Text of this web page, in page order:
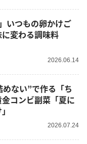
いつもの卵かけご
変わる調味料
2026.06.14
めない”で作る「ち
コンビ副菜「夏に
2026.07.24